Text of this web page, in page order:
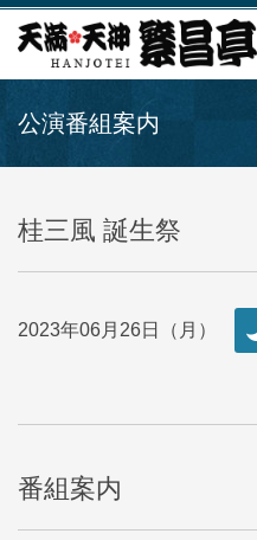
公演番組案内
桂三風 誕生祭
2023年06月26日（月）
番組案内